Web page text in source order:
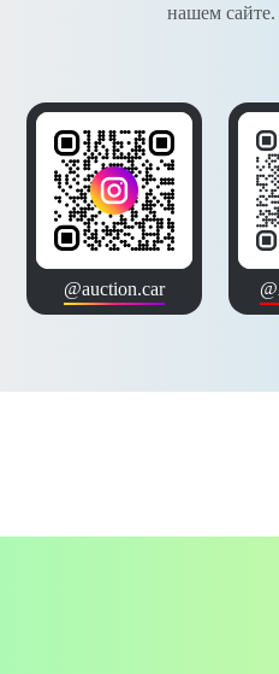
нашем сайте.
@auction.car